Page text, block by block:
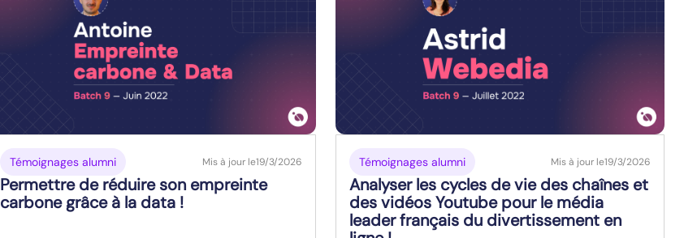
Témoignages alumni Mis à jour le19/3/2026
Permettre de réduire son empreinte
carbone grâce à la data !
Témoignages alumni Mis à jour le19/3/2026
Analyser les cycles de vie des chaînes et
des vidéos Youtube pour le média
leader français du divertissement en